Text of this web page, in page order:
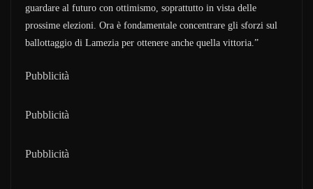
guardare al futuro con ottimismo, soprattutto in vista delle
prossime elezioni. Ora è fondamentale concentrare gli sforzi sul
ballottaggio di Lamezia per ottenere anche quella vittoria.”
Pubblicità
Pubblicità
Pubblicità